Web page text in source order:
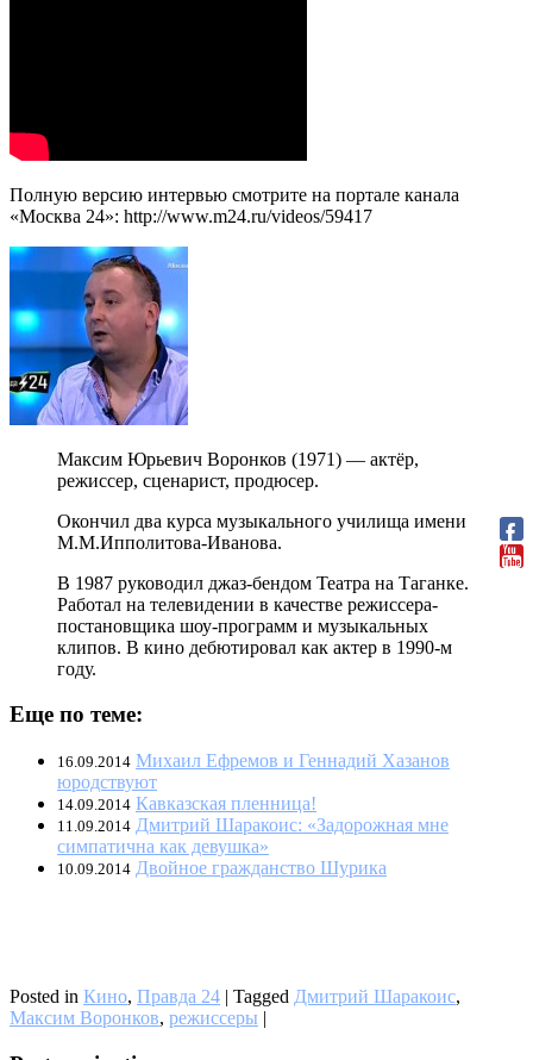
Полную версию интервью смотрите на портале канала
«Москва 24»: http://www.m24.ru/videos/59417
Максим Юрьевич Воронков (1971) — актёр,
режиссер, сценарист, продюсер.
Окончил два курса музыкального училища имени
М.М.Ипполитова-Иванова.
В 1987 руководил джаз-бендом Театра на Таганке.
Работал на телевидении в качестве режиссера-
постановщика шоу-программ и музыкальных
клипов. В кино дебютировал как актер в 1990-м
году.
Еще по теме:
16.09.2014 Михаил Ефремов и Геннадий Хазанов
юродствуют
14.09.2014 Кавказская пленница!
11.09.2014 Дмитрий Шаракоис: «Задорожная мне
симпатична как девушка»
10.09.2014 Двойное гражданство Шурика
Posted in Кино, Правда 24 | Tagged Дмитрий Шаракоис,
Максим Воронков, режиссеры |